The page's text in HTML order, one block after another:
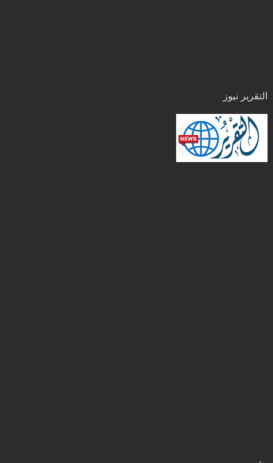
التقرير نيوز